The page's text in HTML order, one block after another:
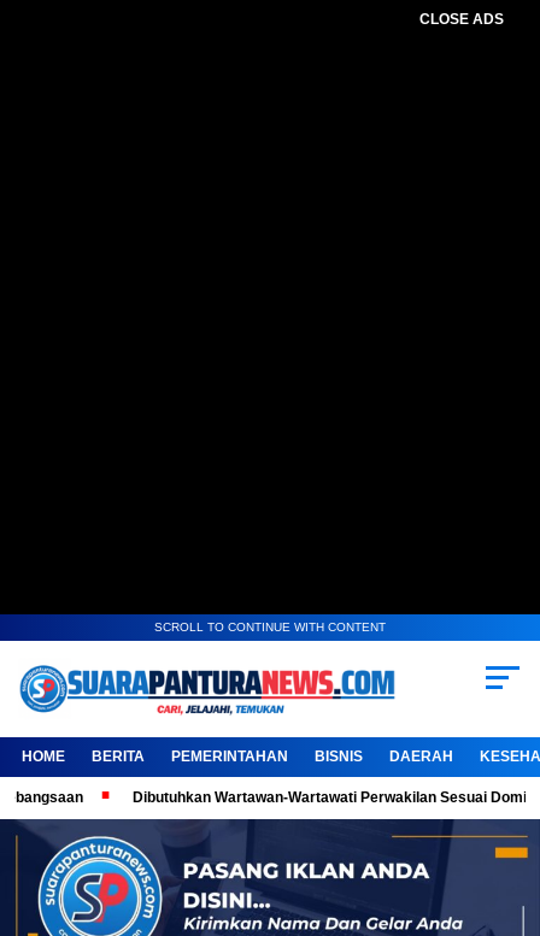
CLOSE ADS
SCROLL TO CONTINUE WITH CONTENT
HOME BERITA PEMERINTAHAN BISNIS DAERAH
Dibutuhkan Wartawan-Wartawati Perwakilan Sesuai Domisili, Kembangkan